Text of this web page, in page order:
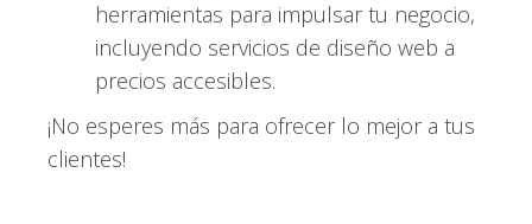
herramientas para impulsar tu negocio,
incluyendo servicios de diseño web a
precios accesibles.
¡No esperes más para ofrecer lo mejor a tus
clientes!